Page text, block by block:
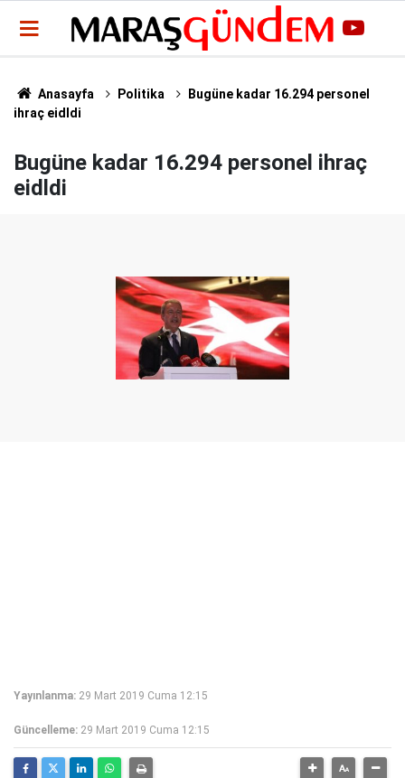
Anasayfa Politika
Bugüne kadar 16.294 personel
ihraç eidldi
Bugüne kadar 16.294 personel ihraç
eidldi
Yayınlanma: 29 Mart 2019 Cuma 12:15
Güncelleme: 29 Mart 2019 Cuma 12:15